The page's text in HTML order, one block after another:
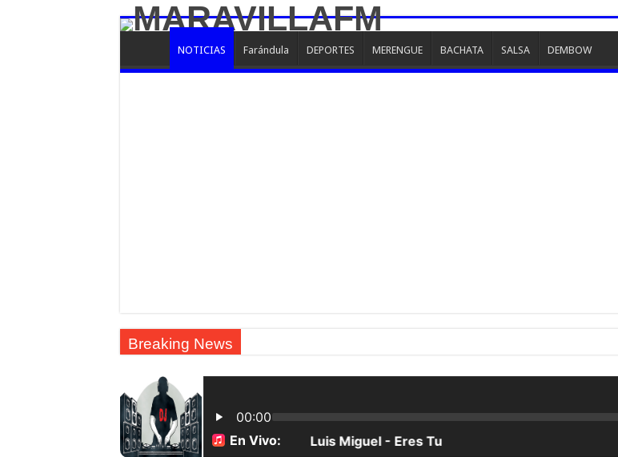
NOTICIAS Farándula DEPORTES MERENGUE BACHATA SALSA DEMBOW
Breaking News
El Instituto Duartiano inaugura la primera estatua ecuestre de Juan Pablo Duarte, ubicada en la intersección de
| Los indocumentados fueron encontrados escondidos en la cámara frigorífica del camión marca Kia, color
Toronto acaba de romper récords con más de 46-60 cm de nieve en un solo día, la mayor acumulación diaria desde